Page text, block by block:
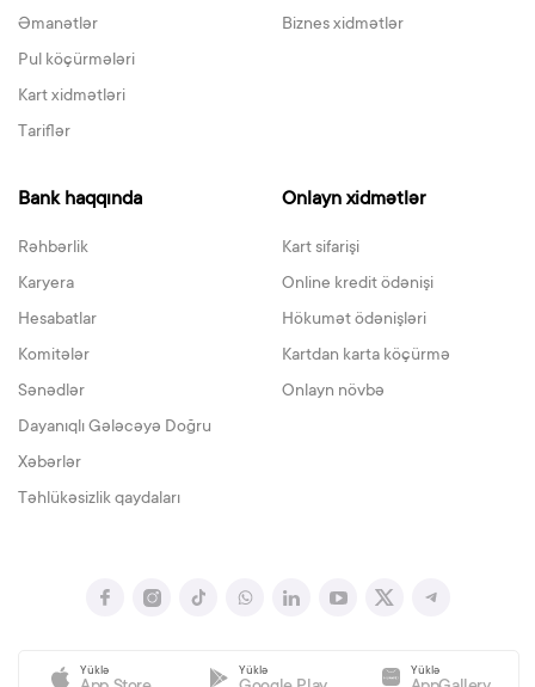
Əmanətlər
Pul köçürmələri
Kart xidmətləri
Tariflər
Biznes xidmətlər
Bank haqqında
Rəhbərlik
Karyera
Hesabatlar
Komitələr
Sənədlər
Dayanıqlı Gələcəyə Doğru
Xəbərlər
Təhlükəsizlik qaydaları
Onlayn xidmətlər
Kart sifarişi
Online kredit ödənişi
Hökumət ödənişləri
Kartdan karta köçürmə
Onlayn növbə
Yüklə Yüklə Yüklə